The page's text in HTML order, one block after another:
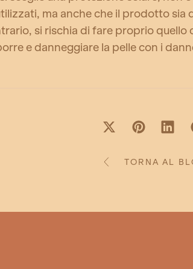
ma anche che il prodotto sia
si rischia di fare proprio quello
e danneggiare la pelle con i
TORNA AL